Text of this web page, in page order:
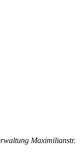
Maximilianstr.